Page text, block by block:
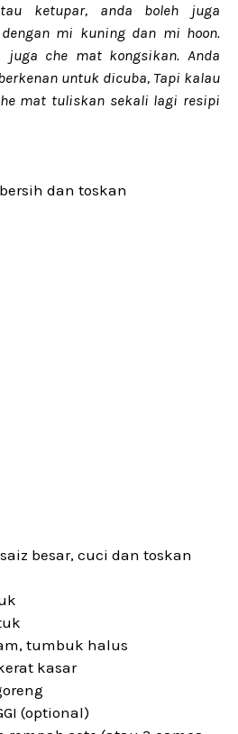
ketupar, anda boleh juga
mi kuning dan mi hoon.
che mat kongsikan. Anda
untuk dicuba, Tapi kalau
mat tuliskan sekali lagi resipi
dan toskan
besar, cuci dan toskan
tumbuk halus
kasar
(optional)